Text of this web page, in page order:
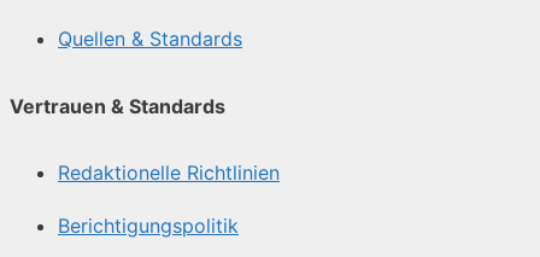
Quellen & Standards
Vertrauen & Standards
Redaktionelle Richtlinien
Berichtigungspolitik